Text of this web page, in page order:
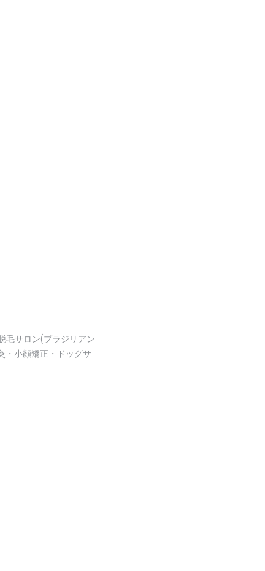
毛サロン(ブラジリアン
・小顔矯正・ドッグサ